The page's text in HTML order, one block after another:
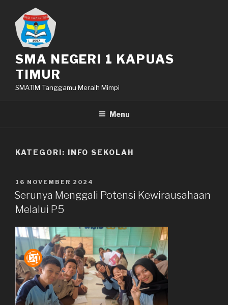
konten
SMA NEGERI 1 KAPUAS
TIMUR
SMATIM Tanggamu Meraih Mimpi
Menu
KATEGORI: INFO SEKOLAH
DIPOSKAN
PADA
16 NOVEMBER 2024
Serunya Menggali Potensi Kewirausahaan
Melalui P5